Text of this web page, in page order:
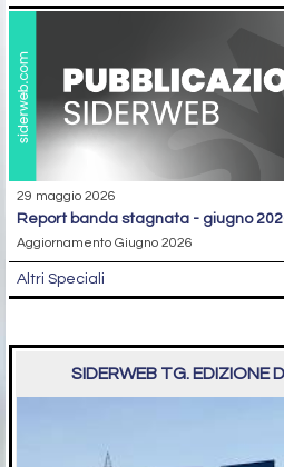
29 maggio 2026
report banda stagnata - giugno
Aggiornamento Giugno 2026
Altri Speciali
SIDERWEB TG. EDIZIONE